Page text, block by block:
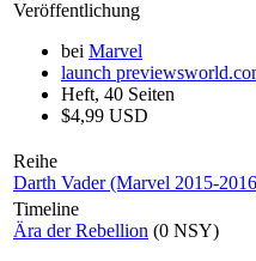
Veröffentlichung
bei Marvel
launch
Heft, 40 Seiten
$4,99 USD
Reihe
Darth Vader (Marvel 2015-
Timeline
Ära der Rebellion (0 NSY)